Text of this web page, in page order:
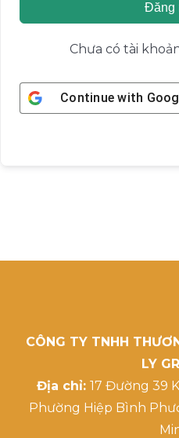
Đăng
Chưa có tài
Continue with
CÔNG TY TNHH
LY
Địa chỉ: 17 Đường 39
Phường Hiệp Bình